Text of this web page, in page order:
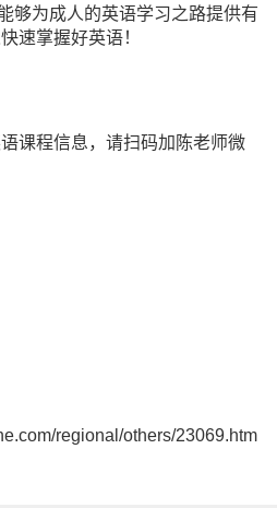
够为成人的英语学习之路提供有
速掌握好英语！
程信息，请扫码加陈老师微
regional/others/23069.htm